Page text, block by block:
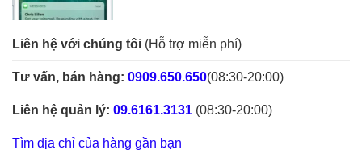
Liên hệ với chúng tôi (Hỗ trợ miễn phí)
Tư vấn, bán hàng: 0909.650.650(08:30-20:00)
Liên hệ quản lý: 09.6161.3131 (08:30-20:00)
Tìm địa chỉ của hàng gần bạn